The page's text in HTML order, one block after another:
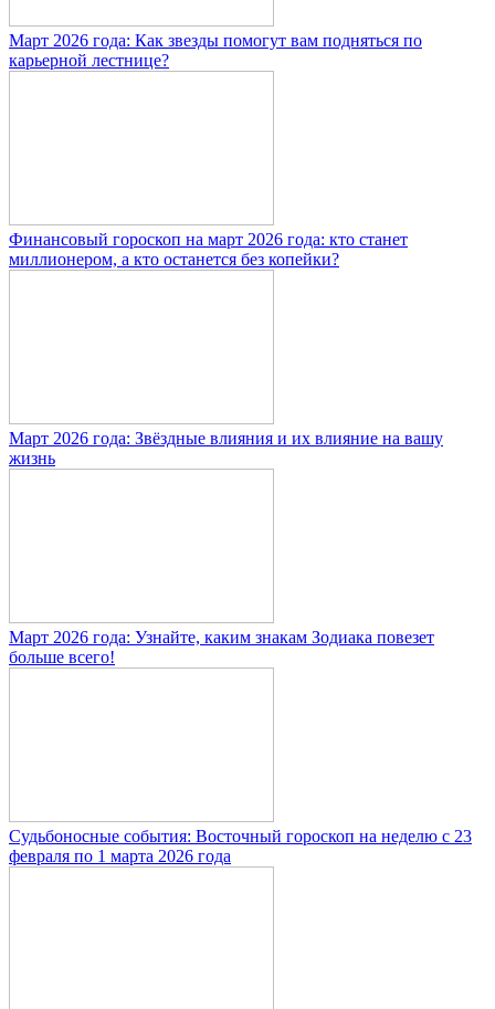
Март 2026 года: Как звезды помогут вам подняться по
карьерной лестнице?
Финансовый гороскоп на март 2026 года: кто станет
миллионером, а кто останется без копейки?
Март 2026 года: Звёздные влияния и их влияние на вашу
жизнь
Март 2026 года: Узнайте, каким знакам Зодиака повезет
больше всего!
Судьбоносные события: Восточный гороскоп на неделю с 23
февраля по 1 марта 2026 года